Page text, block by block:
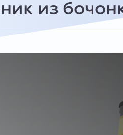
из